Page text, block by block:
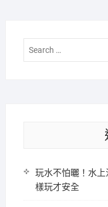
玩水不怕曬！水
樣玩才安全